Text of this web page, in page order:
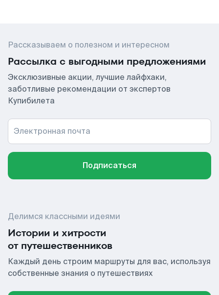
Рассказываем о полезном и интересном
Рассылка с выгодными предложениями
Эксклюзивные акции, лучшие лайфхаки,
заботливые рекомендации от экспертов
Купибилета
Электронная почта
Подписаться
Делимся классными идеями
Истории и хитрости
от путешественников
Каждый день строим маршруты для вас, используя
собственные знания о путешествиях